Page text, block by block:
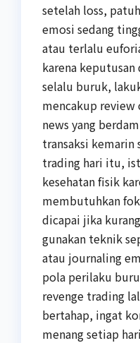
setelah loss,
emosi sedang
atau terlalu
karena
selalu buruk,
mencakup review
news yang
transaksi
trading hari itu,
kesehatan fisik
membutuhkan
dicapai jika
gunakan teknik
atau journaling
pola perilaku
revenge trading
bertahap, ingat
menang setiap